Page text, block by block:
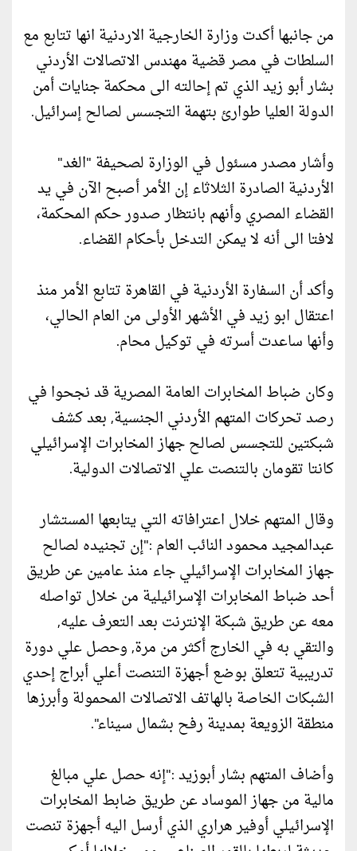
من جانبها أكدت وزارة الخارجية الاردنية انها تتابع مع
السلطات في مصر قضية مهندس الاتصالات الأردني
بشار أبو زيد الذي تم إحالته الى محكمة جنايات أمن
الدولة العليا طوارئ بتهمة التجسس لصالح إسرائيل.
وأشار مصدر مسئول في الوزارة لصحيفة "الغد"
الأردنية الصادرة الثلاثاء إن الأمر أصبح الآن في يد
القضاء المصري وأنهم بانتظار صدور حكم المحكمة،
لافتا الى أنه لا يمكن التدخل بأحكام القضاء.
وأكد أن السفارة الأردنية في القاهرة تتابع الأمر منذ
اعتقال ابو زيد في الأشهر الأولى من العام الحالي،
وأنها ساعدت أسرته في توكيل محام.
وكان ضباط المخابرات العامة المصرية قد نجحوا في
رصد تحركات المتهم الأردني الجنسية, بعد كشف
شبكتين للتجسس لصالح جهاز المخابرات الإسرائيلي
كانتا تقومان بالتنصت علي الاتصالات الدولية.
وقال المتهم خلال اعترافاته التي يتابعها المستشار
عبدالمجيد محمود النائب العام :"إن تجنيده لصالح
جهاز المخابرات الإسرائيلي جاء منذ عامين عن طريق
أحد ضباط المخابرات الإسرائيلية من خلال تواصله
معه عن طريق شبكة الإنترنت بعد التعرف عليه,
والتقي به في الخارج أكثر من مرة, وحصل علي دورة
تدريبية تتعلق بوضع أجهزة التنصت أعلي أبراج إحدي
الشبكات الخاصة بالهاتف الاتصالات المحمولة وأبرزها
منطقة الزويعة بمدينة رفح بشمال سيناء".
وأضاف المتهم بشار أبوزيد :"إنه حصل علي مبالغ
مالية من جهاز الموساد عن طريق ضابط المخابرات
الإسرائيلي أوفير هراري الذي أرسل اليه أجهزة تنصت